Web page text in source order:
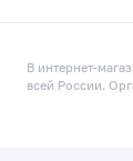
В интернет-
всей России.